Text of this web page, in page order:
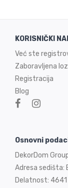
KORISNIČKI
Već ste
Zaboravljena
Registracija
Blog
Osnovni
DekorDom
Adresa sedišta:
Delatnost: